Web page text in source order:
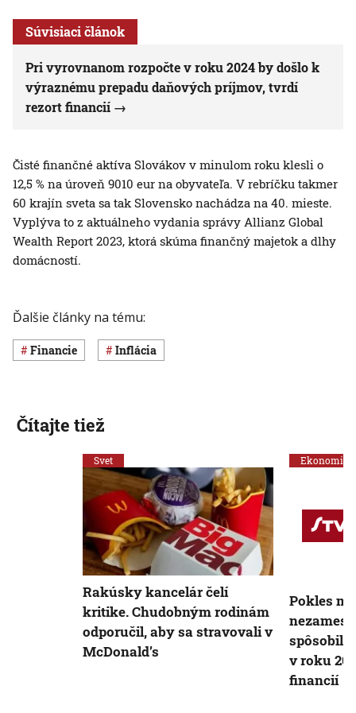
Súvisiaci článok
Pri vyrovnanom rozpočte v roku 2024 by došlo k
výraznému prepadu daňových príjmov, tvrdí
rezort financií
Čisté finančné aktíva Slovákov v minulom roku klesli o
12,5 % na úroveň 9010 eur na obyvateľa. V rebríčku takmer
60 krajín sveta sa tak Slovensko nachádza na 40. mieste.
Vyplýva to z aktuálneho vydania správy Allianz Global
Wealth Report 2023, ktorá skúma finančný majetok a dlhy
domácností.
Ďalšie články na tému:
Financie inflácia
Čítajte tiež
Svet
Rakúsky kancelár čelí
kritike. Chudobným rodinám
odporučil, aby sa stravovali v
McDonald’s
Ekonomika
Pokles
spôsobil
v roku
financií